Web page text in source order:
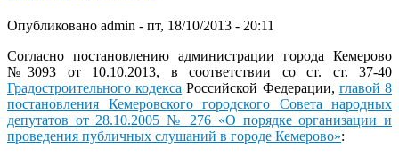
Опубликовано admin - пт, 18/10/2013 - 20:11
Согласно постановлению администрации города Кемерово
№3093 от 10.10.2013, в соответствии со ст. ст. 37-40
Градостроительного кодекса Российской Федерации, главой 8
постановления Кемеровского городского Совета народных
депутатов от 28.10.2005 № 276 «О порядке организации и
проведения публичных слушаний в городе Кемерово»: